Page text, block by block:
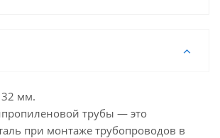
мм.
трубы — это
при монтаже трубопроводов в